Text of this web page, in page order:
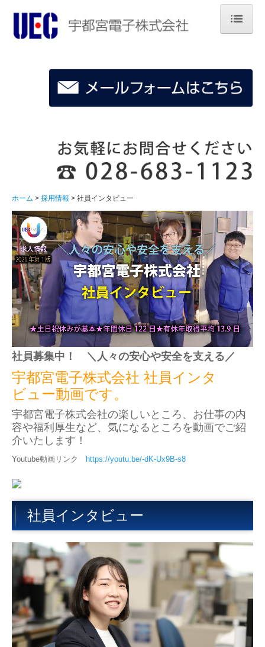
製品とサービス
採用のご案内
ホーム 採用情報 社員インタビュー
社員募集中！ ＼人々の安心や安全を支える／
宇都宮電子株式会社 社員インタ
ビュー動画です。
宇都宮電子株式会社の楽しいところ、お仕事の内
容や福利厚生など、気になるところを動画でご紹
介いたします！
Youtube動画リンク https://youtu.be/-dK-Ux9B-s8
社員インタビュー